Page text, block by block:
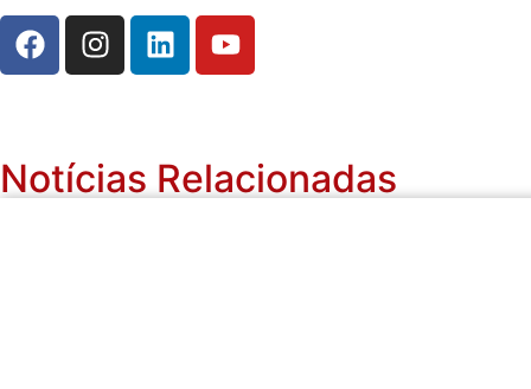
Notícias Relacionadas